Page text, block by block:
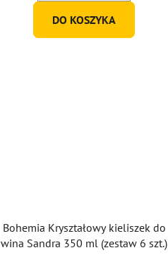
DO KOSZYKA
Bohemia Kryształowy kieliszek do
wina Sandra 350 ml (zestaw 6 szt.)